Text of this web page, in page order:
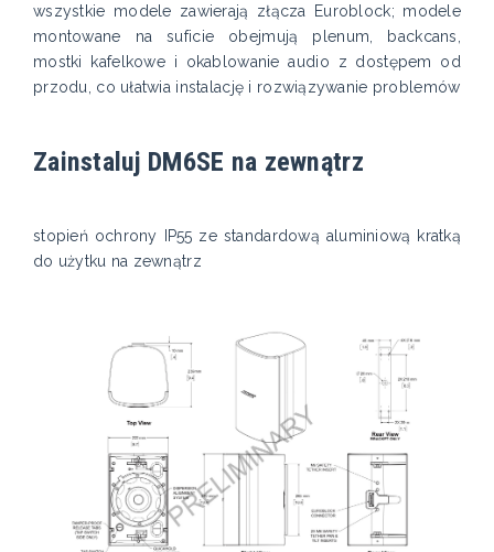
wszystkie modele zawierają złącza Euroblock; modele
montowane na suficie obejmują plenum, backcans,
mostki kafelkowe i okablowanie audio z dostępem od
przodu, co ułatwia instalację i rozwiązywanie problemów
Zainstaluj DM6SE na zewnątrz
stopień ochrony IP55 ze standardową aluminiową kratką
do użytku na zewnątrz